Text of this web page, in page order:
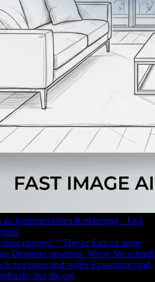
kommerziellen Renderings - Fast
morgen! “ Dieser Satz ist lange
Designer gewesen. Wenn Sie schnell
zeichnen und voller Erwartung sind,
hat die eig